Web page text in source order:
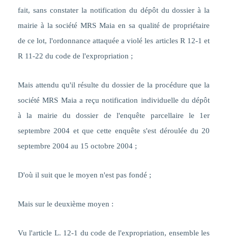
fait, sans constater la notification du dépôt du dossier à la
mairie à la société MRS Maia en sa qualité de propriétaire
de ce lot, l'ordonnance attaquée a violé les articles R 12-1 et
R 11-22 du code de l'expropriation ;
Mais attendu qu'il résulte du dossier de la procédure que la
société MRS Maia a reçu notification individuelle du dépôt
à la mairie du dossier de l'enquête parcellaire le 1er
septembre 2004 et que cette enquête s'est déroulée du 20
septembre 2004 au 15 octobre 2004 ;
D'où il suit que le moyen n'est pas fondé ;
Mais sur le deuxième moyen :
Vu l'article L. 12-1 du code de l'expropriation, ensemble les